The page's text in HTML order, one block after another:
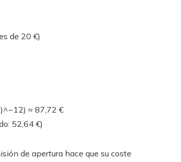
de 20 €)
≈ 87,72 €
52,64 €)
de apertura hace que su coste